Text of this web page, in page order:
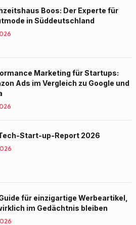
Boos: Der Experte für
in Süddeutschland
Marketing für Startups:
Ads im Vergleich zu Google und
Start-up-Report 2026
für einzigartige Werbeartikel,
im Gedächtnis bleiben